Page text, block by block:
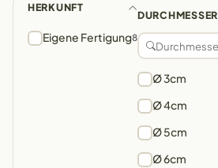
HERKUNFT
Eigene Fertigung8
DURCHMESSER
Ø 3cm
Ø 4cm
Ø 5cm
Ø 6cm